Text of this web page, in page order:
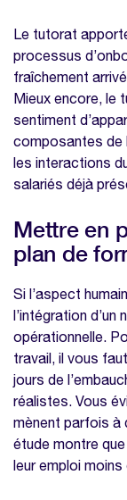
Le tutorat
processus
fraîchement
Mieux encore, le
sentiment
composantes de
les interactions
salariés déjà
Mettre en
plan de
Si l’aspect
l’intégration
opérationnelle.
travail, il vous
jours de
réalistes. Vous
mènent parfois à
étude montre
leur emploi